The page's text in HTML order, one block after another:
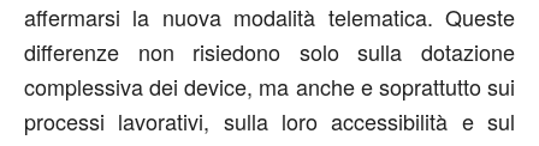
affermarsi la nuova modalità telematica. Queste
differenze non risiedono solo sulla dotazione
complessiva dei device, ma anche e soprattutto sui
processi lavorativi, sulla loro accessibilità e sul